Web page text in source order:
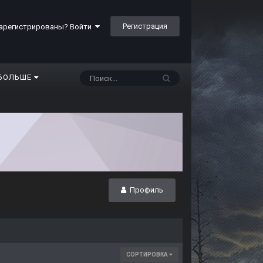
Войти Регистрация
Профиль
СОРТИРОВКА